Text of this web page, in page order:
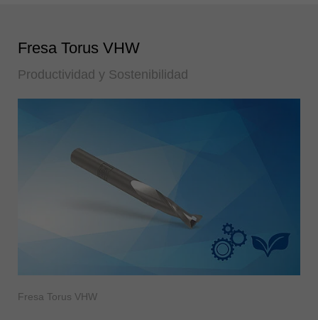
Fresa Torus VHW
Productividad y Sostenibilidad
Fresa Torus VHW